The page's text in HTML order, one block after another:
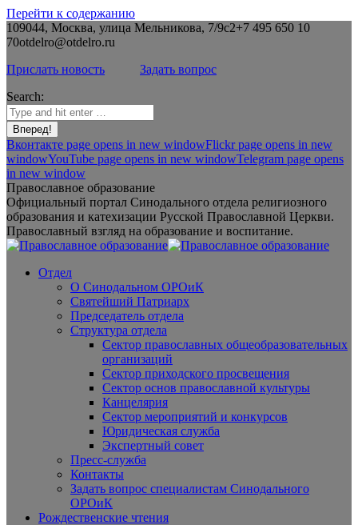
Перейти к содержанию
109044, Москва, улица Мельникова, 7/9с2+7 495 650 10
70otdelro@otdelro.ru
Прислать новость
Задать вопрос
Search:
Вконтакте page opens in new windowFlickr page opens in new
windowYouTube page opens in new windowTelegram page opens
in new window
Православное образование
Официальный портал Синодального отдела религиозного
образования и катехизации Русской Православной Церкви.
Православный взгляд на образование и воспитание.
Отдел
О Синодальном ОРОиК
Святейший Патриарх
Председатель отдела
Структура отдела
Сектор православных общеобразовательных
организаций
Сектор приходского просвещения
Сектор основ православной культуры
Канцелярия
Сектор мероприятий и конкурсов
Юридическая служба
Экспертный совет
Пресс-служба
Контакты
Задать вопрос специалистам Синодального
ОРОиК
Рождественские чтения